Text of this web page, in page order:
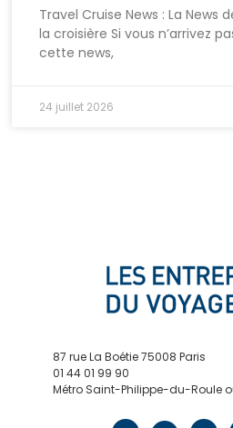
Travel Cruise News : La News
la croisière Si vous n’arrivez
cette news,
24 juillet 2026
87 rue La Boétie 75008 Paris
01 44 01 99 90
Métro Saint-Philippe-du-Roule